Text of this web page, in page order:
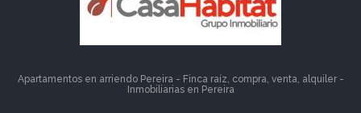
Apartamentos en arriendo Pereira - Finca raíz, compra, venta, alquiler -
Inmobiliarias en Pereira